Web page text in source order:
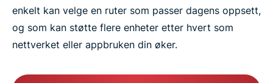
enkelt kan velge en ruter som passer dagens oppsett,
og som kan støtte flere enheter etter hvert som
nettverket eller appbruken din øker.